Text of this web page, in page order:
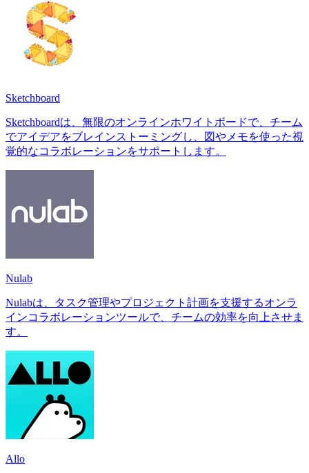
Sketchboard
Sketchboardは、無限のオンラインホワイトボードで、チーム
でアイデアをブレインストーミングし、図やメモを使った視
覚的なコラボレーションをサポートします。
Nulab
Nulabは、タスク管理やプロジェクト計画を支援するオンラ
インコラボレーションツールで、チームの効率を向上させま
す。
Allo